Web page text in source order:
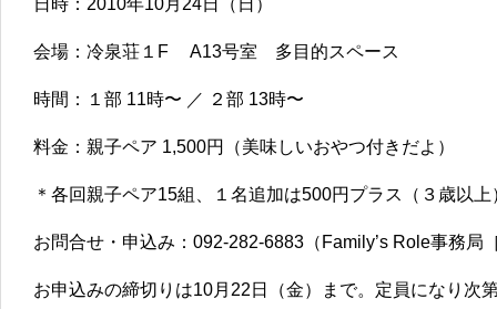
日時：2010年10月24日（日）
会場：冷泉荘１F A13号室 多目的スペース
時間：１部 11時〜 ／ ２部 13時〜
料金：親子ペア 1,500円（美味しいおやつ付きだよ）
＊各回親子ペア15組、１名追加は500円プラス（３歳以上
お問合せ・申込み：092-282-6883（Family’s Role事務局
お申込みの締切りは10月22日（金）まで。定員になり次